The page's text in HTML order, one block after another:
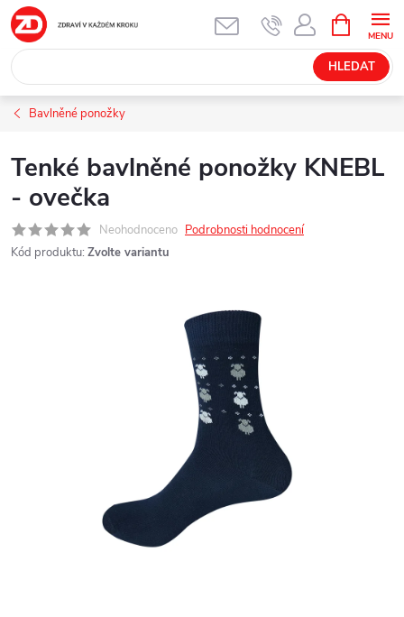
Přejít
na
obsah
HLEDAT
NÁKUPNÍ
KOŠÍK
Bavlněné ponožky
Tenké bavlněné ponožky KNEBL
- ovečka
Neohodnoceno Podrobnosti hodnocení
Kód produktu: Zvolte variantu